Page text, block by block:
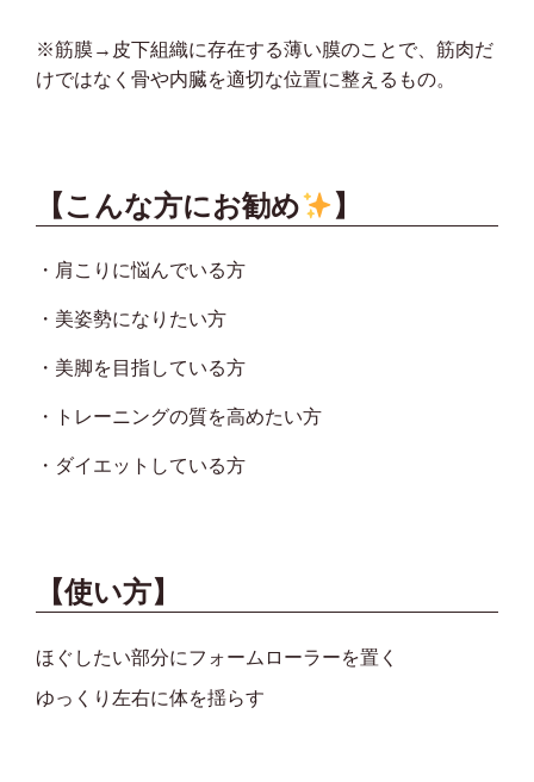
※筋膜→皮下組織に存在する薄い膜のことで、筋肉だ
けではなく骨や内臓を適切な位置に整えるもの。
【こんな方にお勧め 】
・肩こりに悩んでいる方
・美姿勢になりたい方
・美脚を目指している方
・トレーニングの質を高めたい方
・ダイエットしている方
【使い方】
ほぐしたい部分にフォームローラーを置く
ゆっくり左右に体を揺らす